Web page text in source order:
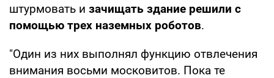
штурмовать и зачищать здание решили с
помощью трех наземных роботов.
"Один из них выполнял функцию отвлечения
внимания восьми московитов. Пока те